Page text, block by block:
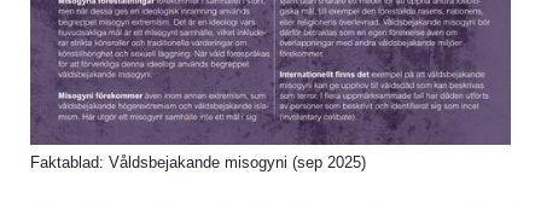
Faktablad: Våldsbejakande misogyni (sep 2025)